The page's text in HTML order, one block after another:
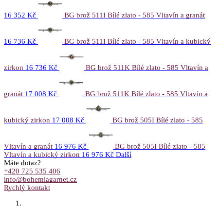
16 352 Kč BG brož 511I Bílé zlato - 585 Vltavín a granát
16 736 Kč BG brož 511I Bílé zlato - 585 Vltavín a kubický
zirkon 16 736 Kč BG brož 511K Bílé zlato - 585 Vltavín a
granát 17 008 Kč BG brož 511K Bílé zlato - 585 Vltavín a
kubický zirkon 17 008 Kč BG brož 505I Bílé zlato - 585
Vltavín a granát 16 976 Kč
BG brož 505I Bílé zlato - 585
Vltavín a kubický zirkon 16 976 Kč Další
Máte dotaz?
+420 725 535 406
info@bohemiagarnet.cz
Rychlý kontakt